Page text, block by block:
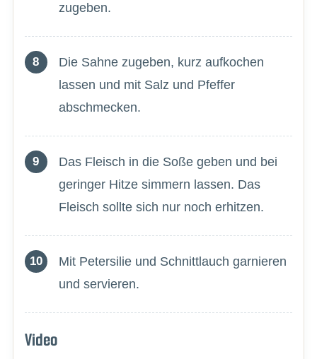
zugeben.
Die Sahne zugeben, kurz aufkochen
lassen und mit Salz und Pfeffer
abschmecken.
Das Fleisch in die Soße geben und bei
geringer Hitze simmern lassen. Das
Fleisch sollte sich nur noch erhitzen.
Mit Petersilie und Schnittlauch garnieren
und servieren.
Video